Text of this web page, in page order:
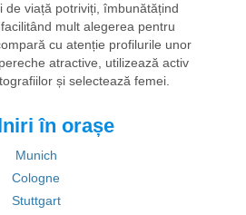
de viață potriviți, îmbunătățind
mult alegerea pentru
cu atenție profilurile unor
atractive, utilizează activ
și selectează femei.
în orașe
Munich
Cologne
Stuttgart